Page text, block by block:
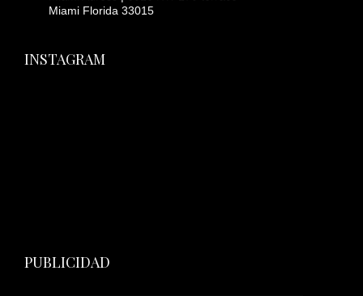
Miami Florida 33015
INSTAGRAM
PUBLICIDAD